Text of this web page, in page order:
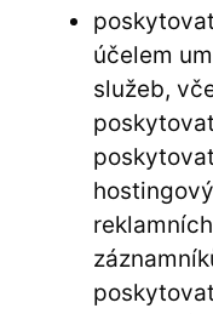
účelem
služeb,